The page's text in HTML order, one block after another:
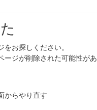
お探しください。
ージが削除された可能性があ
からやり直す